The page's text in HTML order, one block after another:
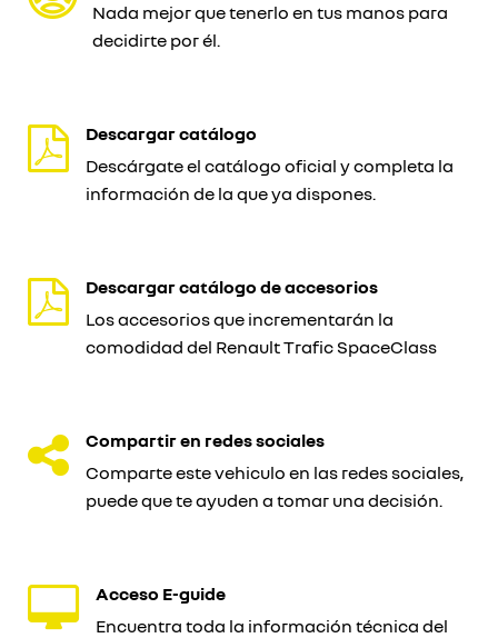
Nada mejor que tenerlo en tus manos para
decidirte por él.
Descargar catálogo
Descárgate el catálogo oficial y completa la
información de la que ya dispones.
Descargar catálogo de accesorios
Los accesorios que incrementarán la
comodidad del Renault Trafic SpaceClass
Compartir en redes sociales
Comparte este vehiculo en las redes sociales,
puede que te ayuden a tomar una decisión.
Acceso E-guide
Encuentra toda la información técnica del